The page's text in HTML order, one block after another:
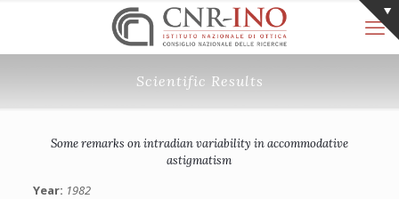
Scientific Results
Some remarks on intradian variability in accommodative
astigmatism
Year: 1982